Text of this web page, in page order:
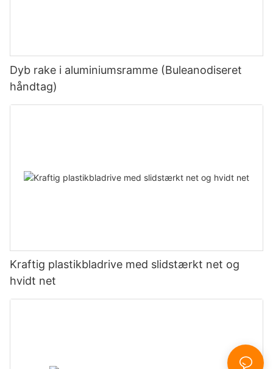
Dyb rake i aluminiumsramme (Buleanodiseret
håndtag)
Kraftig plastikbladrive med slidstærkt net og
hvidt net